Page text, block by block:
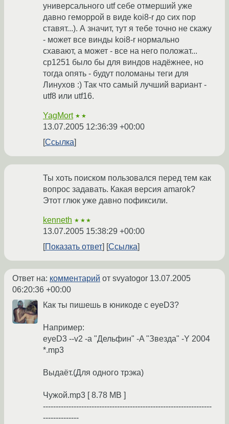
универсального utf себе отмерший уже
давно геморрой в виде koi8-r до сих пор
ставят...). А значит, тут я тебе точно не скажу
- может все винды koi8-r нормально
схавают, а может - все на него положат...
cp1251 было бы для виндов надёжнее, но
тогда опять - будут поломаны теги для
Линухов :) Так что самый лучший вариант -
utf8 или utf16.
YagMort ★★
13.07.2005 12:36:39 +00:00
Ссылка
Ты хоть поиском пользовался перед тем как
вопрос задавать. Какая версия amarok?
Этот глюк уже давно пофиксили.
kenneth ★★★
13.07.2005 15:38:29 +00:00
Показать ответ
Ссылка
Ответ на: комментарий от svyatogor 13.07.2005
06:20:36 +00:00
Как ты пишешь в юникоде c eyeD3?
Например:
eyeD3 --v2 -a "Дельфин" -A "Звезда" -Y 2004
*.mp3
Выдаёт.(Для одного трэка)
Чужой.mp3 [ 8.78 MB ]
------------------------------------------------------------------
--------------